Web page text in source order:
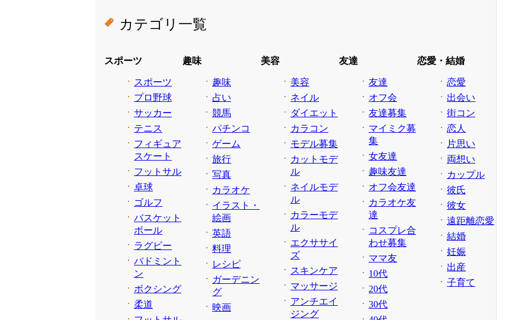
カテゴリ一覧
スポーツ
スポーツ
プロ野球
サッカー
テニス
フィギュア
スケート
フットサル
卓球
ゴルフ
バスケット
ボール
ラグビー
バドミント
ン
ボクシング
柔道
趣味
趣味
占い
競馬
パチンコ
ゲーム
旅行
写真
カラオケ
イラスト・
絵画
英語
料理
レシピ
ガーデニン
グ
映画
美容
美容
ネイル
ダイエット
カラコン
モデル募集
カットモデ
ル
ネイルモデ
ル
カラーモデ
ル
エクササイ
ズ
スキンケア
マッサージ
アンチエイ
ジング
友達
友達
オフ会
友達募集
マイミク募
集
女友達
趣味友達
オフ会友達
カラオケ友
達
コスプレ合
わせ募集
ママ友
10代
20代
30代
恋愛・結婚
恋愛
出会い
街コン
恋人
片思い
両想い
カップル
彼氏
彼女
遠距離恋愛
結婚
妊娠
出産
子育て